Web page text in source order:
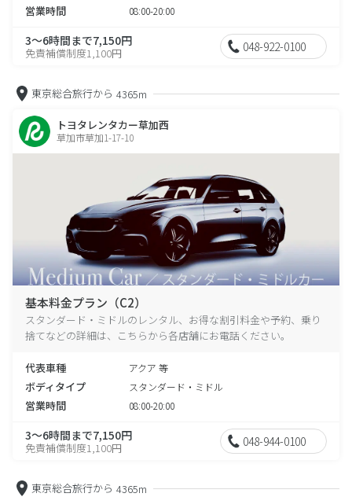
営業時間 08:00-20:00
3～6時間まで7,150円
免責補償制度1,100円 048-922-0100
東京総合旅行から 4365m
トヨタレンタカー草加西
草加市草加1-17-10
基本料金プラン（C2）
スタンダード・ミドルのレンタル、お得な割引料金や予約、乗り
捨てなどの詳細は、こちらから各店舗にお電話ください。
代表車種 アクア 等
ボディタイプ スタンダード・ミドル
営業時間 08:00-20:00
3～6時間まで7,150円
免責補償制度1,100円 048-944-0100
東京総合旅行から 4365m